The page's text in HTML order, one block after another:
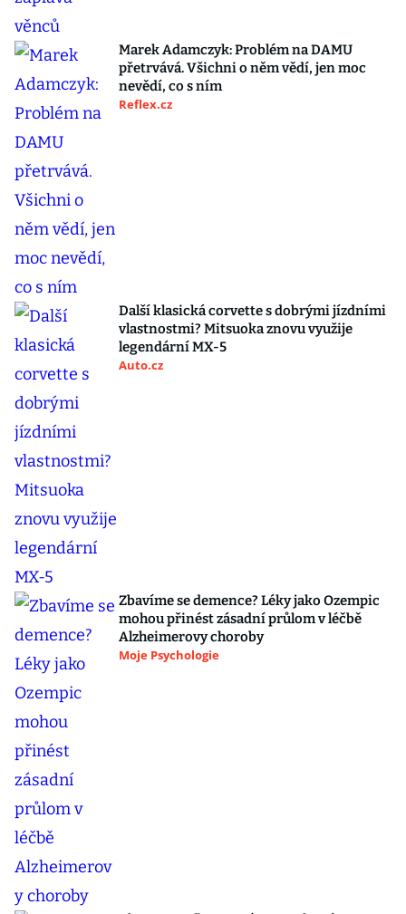
Marek Adamczyk: Problém na DAMU
přetrvává. Všichni o něm vědí, jen moc
nevědí, co s ním
Reflex.cz
Další klasická corvette s dobrými jízdními
vlastnostmi? Mitsuoka znovu využije
legendární MX-5
Auto.cz
Zbavíme se demence? Léky jako Ozempic
mohou přinést zásadní průlom v léčbě
Alzheimerovy choroby
Moje Psychologie